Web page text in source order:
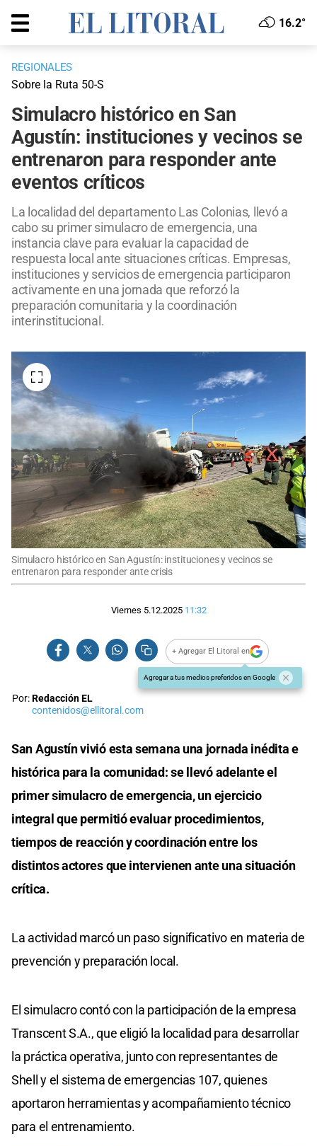
16.2°
REGIONALES
Sobre la Ruta 50-S
Simulacro histórico en San
Agustín: instituciones y vecinos se
entrenaron para responder ante
eventos críticos
La localidad del departamento Las Colonias, llevó a
cabo su primer simulacro de emergencia, una
instancia clave para evaluar la capacidad de
respuesta local ante situaciones críticas. Empresas,
instituciones y servicios de emergencia participaron
activamente en una jornada que reforzó la
preparación comunitaria y la coordinación
interinstitucional.
Simulacro histórico en San Agustín: instituciones y vecinos se
entrenaron para responder ante crisis
Viernes 5.12.2025 11:32
+ Agregar El Litoral en
Agregar a tus medios preferidos en Google
Por:Redacción EL
contenidos@ellitoral.com
San Agustín vivió esta semana una jornada inédita e
histórica para la comunidad: se llevó adelante el
primer simulacro de emergencia, un ejercicio
integral que permitió evaluar procedimientos,
tiempos de reacción y coordinación entre los
distintos actores que intervienen ante una situación
crítica.
La actividad marcó un paso significativo en materia de
prevención y preparación local.
El simulacro contó con la participación de la empresa
Transcent S.A., que eligió la localidad para desarrollar
la práctica operativa, junto con representantes de
Shell y el sistema de emergencias 107, quienes
aportaron herramientas y acompañamiento técnico
para el entrenamiento.